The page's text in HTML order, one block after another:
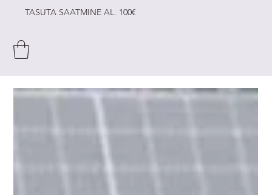
TASUTA SAATMINE AL. 100€